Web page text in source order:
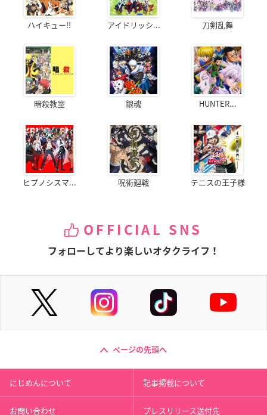
ハイキュー!! アイドリッシ... 刀剣乱舞
暗殺教室 銀魂 HUNTER...
ヒプノシスマ... 呪術廻戦 テニスの王子様
OFFICIAL SNS
フォローしてより楽しいオタクライフ！
ページの先頭へ
にじめんについて 記事掲載について
お問い合わせ プレスリリース送付先